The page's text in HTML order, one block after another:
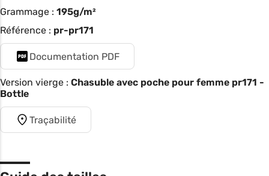
Grammage : 195g/m²
Référence : pr-pr171
Documentation PDF
Version vierge : Chasuble avec poche pour femme pr171 -
Bottle
Traçabilité